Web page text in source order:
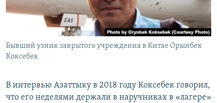
Бывший узник закрытого учреждения в Китае Орынбек
Коксебек
В интервью Азаттыку в 2018 году Коксебек говорил,
что его неделями держали в наручниках в «лагере»